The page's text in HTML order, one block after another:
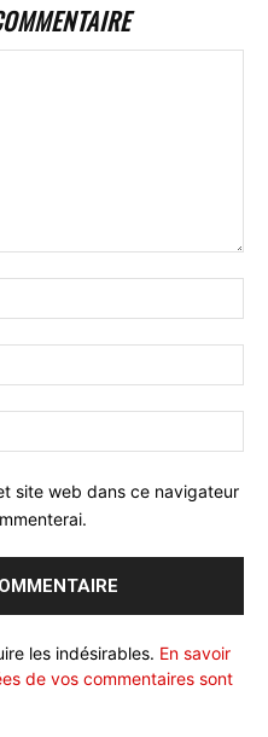
site web dans ce navigateur
les indésirables. En savoir
de vos commentaires sont